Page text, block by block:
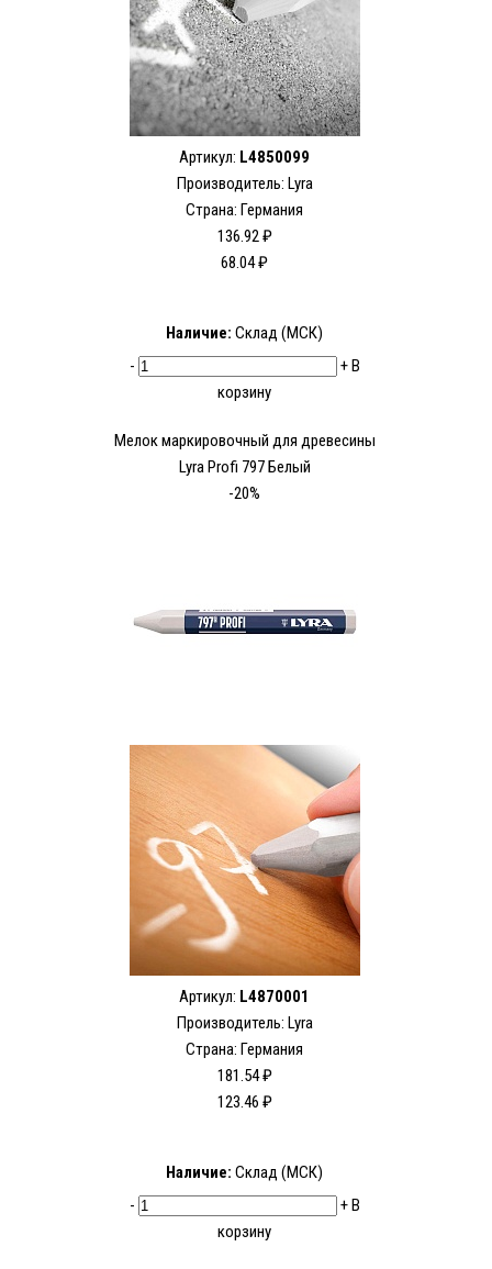
Артикул: L4850099
Производитель: Lyra
Страна: Германия
136.92 ₽
68.04 ₽
Наличие: Склад (МСК)
-
+В
корзину
Мелок маркировочный для древесины
Lyra Profi 797 Белый
-20%
Артикул: L4870001
Производитель: Lyra
Страна: Германия
181.54 ₽
123.46 ₽
Наличие: Склад (МСК)
-
+В
корзину